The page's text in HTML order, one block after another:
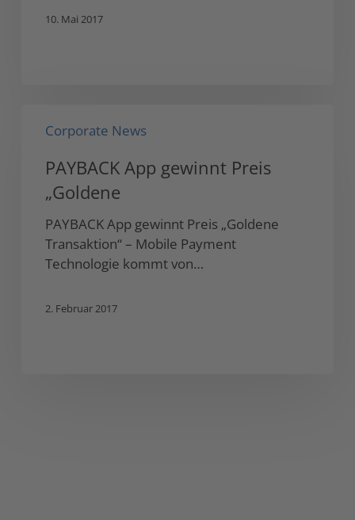
10. Mai 2017
Preis
„Goldene
Corporate News
PAYBACK App gewinnt Preis
„Goldene
PAYBACK App gewinnt Preis „Goldene
Transaktion“ – Mobile Payment
Technologie kommt von…
2. Februar 2017